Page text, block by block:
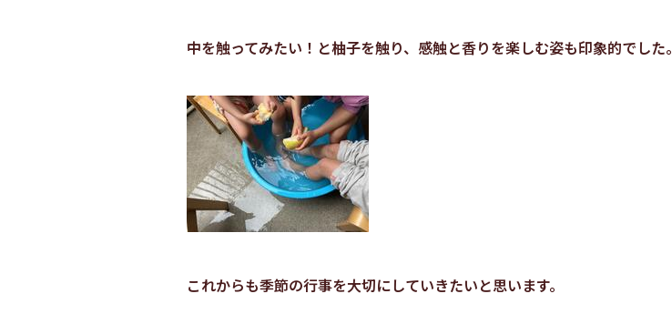
中を触ってみたい！と柚子を触り、感触と香りを楽しむ姿も印象的でした。
これからも季節の行事を大切にしていきたいと思います。